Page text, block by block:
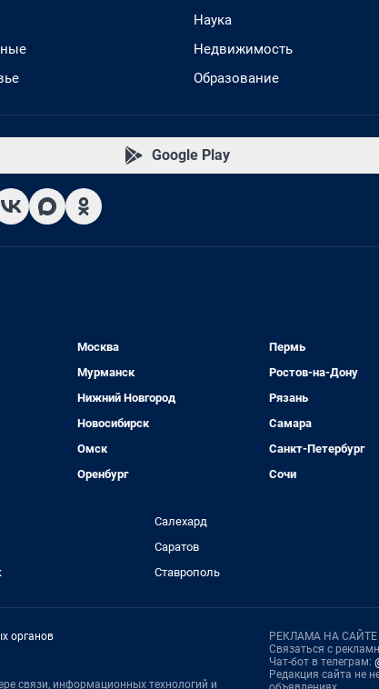
Наука
Недвижимость
Образование
Google Play
Москва
Мурманск
Нижний Новгород
Новосибирск
Омск
Оренбург
Пермь
Ростов-на-Дону
Рязань
Самара
Санкт-Петербург
Сочи
Салехард
Саратов
Ставрополь
органов
связи, информационных технологий и
РЕКЛАМА НА САЙТЕ
Связаться с
Чат-бот в телеграм:
Редакция сайта не